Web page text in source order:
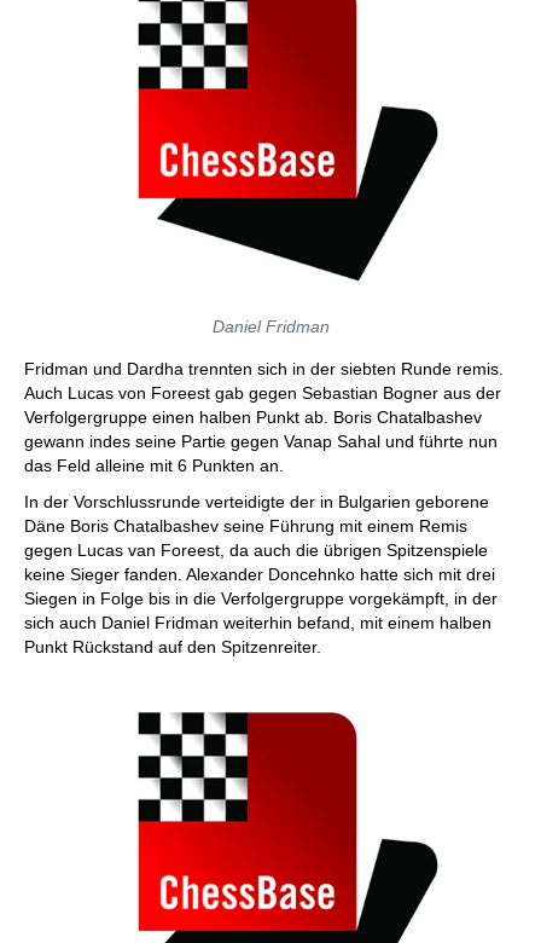
Daniel Fridman
Fridman und Dardha trennten sich in der siebten Runde remis.
Auch Lucas von Foreest gab gegen Sebastian Bogner aus der
Verfolgergruppe einen halben Punkt ab. Boris Chatalbashev
gewann indes seine Partie gegen Vanap Sahal und führte nun
das Feld alleine mit 6 Punkten an.
In der Vorschlussrunde verteidigte der in Bulgarien geborene
Däne Boris Chatalbashev seine Führung mit einem Remis
gegen Lucas van Foreest, da auch die übrigen Spitzenspiele
keine Sieger fanden. Alexander Doncehnko hatte sich mit drei
Siegen in Folge bis in die Verfolgergruppe vorgekämpft, in der
sich auch Daniel Fridman weiterhin befand, mit einem halben
Punkt Rückstand auf den Spitzenreiter.